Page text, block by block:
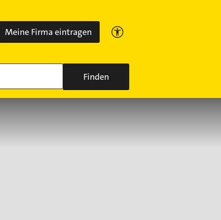
Meine Firma eintragen
Finden